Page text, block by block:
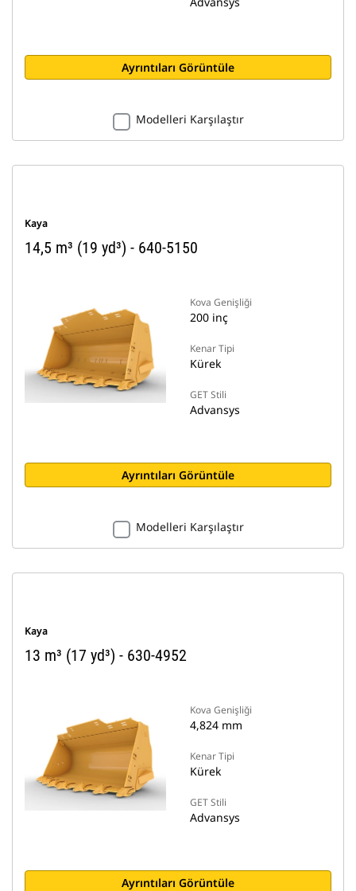
Ayrıntıları Görüntüle
Modelleri Karşılaştır
Kaya
14,5 m³ (19 yd³) - 640-5150
Kova Genişliği
200 inç
Kenar Tipi
Kürek
GET Stili
Advansys
Ayrıntıları Görüntüle
Modelleri Karşılaştır
Kaya
13 m³ (17 yd³) - 630-4952
Kova Genişliği
4,824 mm
Kenar Tipi
Kürek
GET Stili
Advansys
Ayrıntıları Görüntüle